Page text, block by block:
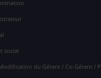
social
du Gérant / Co-Gérant /